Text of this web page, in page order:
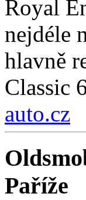
Royal
nejdéle
hlavně
Classic
auto.cz
Paříže